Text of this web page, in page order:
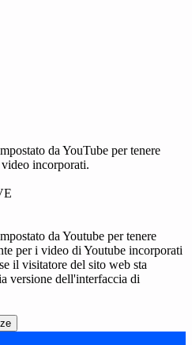
da YouTube per tenere
incorporati.
da Youtube per tenere
per i video di Youtube incorporati
il visitatore del sito web sta
versione dell'interfaccia di